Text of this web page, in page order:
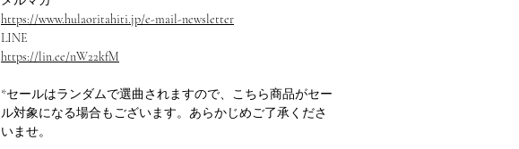
https://www.hulaoritahiti.jp/e-mail-newsletter
LINE
https://lin.ee/nW22kfM
*セールはランダムで選曲されますので、こちら商品がセー
ル対象になる場合もございます。あらかじめご了承くださ
いませ。